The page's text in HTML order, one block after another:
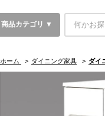
商品カテゴリ ▼
ホーム > ダイニング家具 > ダイ